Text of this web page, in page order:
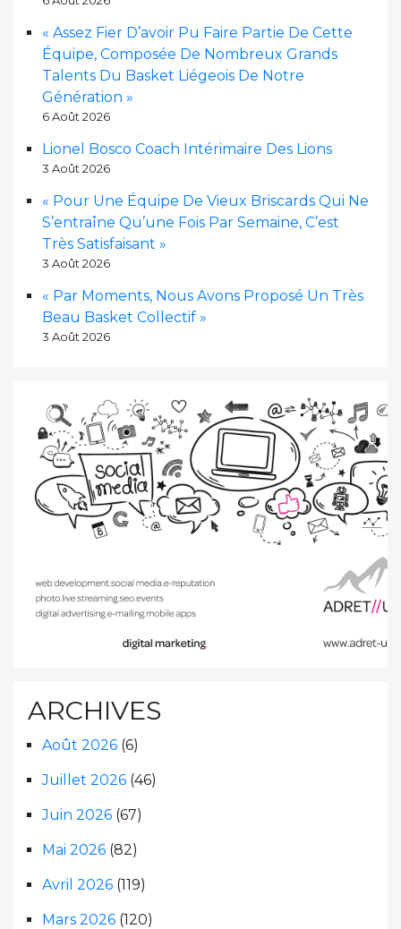
« Assez Fier D’avoir Pu Faire Partie De Cette
Équipe, Composée De Nombreux Grands
Talents Du Basket Liégeois De Notre
Génération »
6 Août 2026
Lionel Bosco Coach Intérimaire Des Lions
3 Août 2026
« Pour Une Équipe De Vieux Briscards Qui Ne
S’entraîne Qu’une Fois Par Semaine, C’est
Très Satisfaisant »
3 Août 2026
« Par Moments, Nous Avons Proposé Un Très
Beau Basket Collectif »
3 Août 2026
ARCHIVES
Août 2026 (6)
Juillet 2026 (46)
Juin 2026 (67)
Mai 2026 (82)
Avril 2026 (119)
Mars 2026 (120)